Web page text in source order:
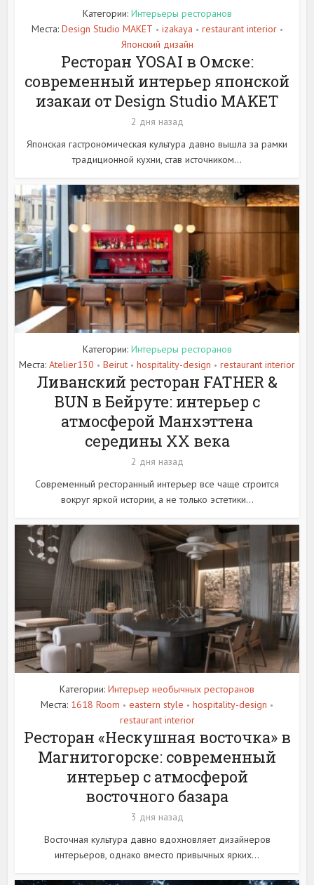
Категории: Интерьеры ресторанов
Места: Design Studio MAKET • izakaya • restaurant interior •
Японский дизайн
Ресторан YOSAI в Омске:
современный интерьер японской
изакаи от Design Studio MAKET
2 дня назад
Японская гастрономическая культура давно вышла за рамки
традиционной кухни, став источником...
Категории: Интерьеры ресторанов
Места: Atelier130 • Beirut • hospitality-design • restaurant interior
Ливанский ресторан FATHER &
BUN в Бейруте: интерьер с
атмосферой Манхэттена
середины XX века
2 дня назад
Современный ресторанный интерьер все чаще строится
вокруг яркой истории, а не только эстетики...
Категории: Интерьер необычных ресторанов
Места: 1618 Room • eastern style • hospitality-design •
restaurant interior
Ресторан «Нескушная восточка» в
Магнитогорске: современный
интерьер с атмосферой
восточного базара
3 дня назад
Восточная культура давно вдохновляет дизайнеров
интерьеров, однако вместо привычных ярких...